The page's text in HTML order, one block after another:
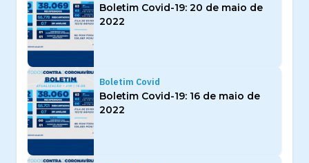
Boletim Covid-19: 20 de maio de
2022
Boletim Covid
Boletim Covid-19: 16 de maio de
2022